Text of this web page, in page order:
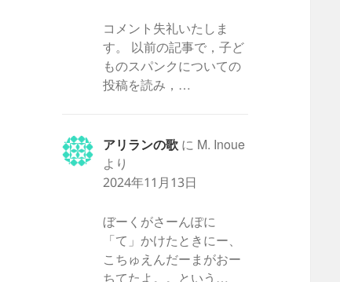
コメント失礼いたしま
す。 以前の記事で，子ど
ものスパンクについての
投稿を読み，…
アリランの歌 に M. Inoue
より
2024年11月13日
ぼーくがさーんぽに
「て」かけたときにー、
こちゅえんだーまがおー
ちてたよ。。という…